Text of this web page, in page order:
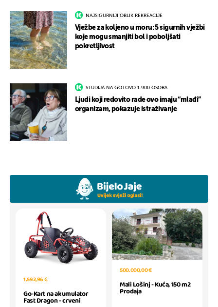
NAJSIGURNIJI OBLIK REKREACIJE
Vježbe za koljeno u moru: 5 sigurnih vježbi
koje mogu smanjiti bol i poboljšati
pokretljivost
STUDIJA NA GOTOVO 1.900 OSOBA
Ljudi koji redovito rade ovo imaju “mlađi”
organizam, pokazuje istraživanje
1.592,96 €
Go-Kart na akumulator
Fast Dragon - crveni
500.000,00 €
Mali Lošinj - Kuća, 150 m2
Prodaja